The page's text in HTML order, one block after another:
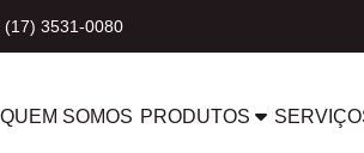
(17) 3531-0080
QUEM SOMOS PRODUTOS